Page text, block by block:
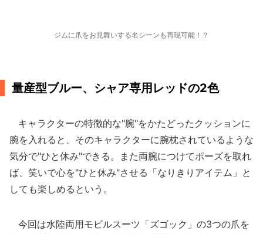
ジムに爪をお見舞いする名シーンも再現可能！？
量産型ブルー、シャア専用レッドの2色
キャラクターの特徴的な"腕"をかたどったクッションに
腕を入れると、そのキャラクターに腕枕されているような
気分で"ひと休み"できる。また両腕につけてポーズを取れ
ば、笑いで心を"ひと休み"させる「なりきりアイテム」と
しても楽しめるという。
今回は水陸両用モビルスーツ「ズゴック」の3つの爪を